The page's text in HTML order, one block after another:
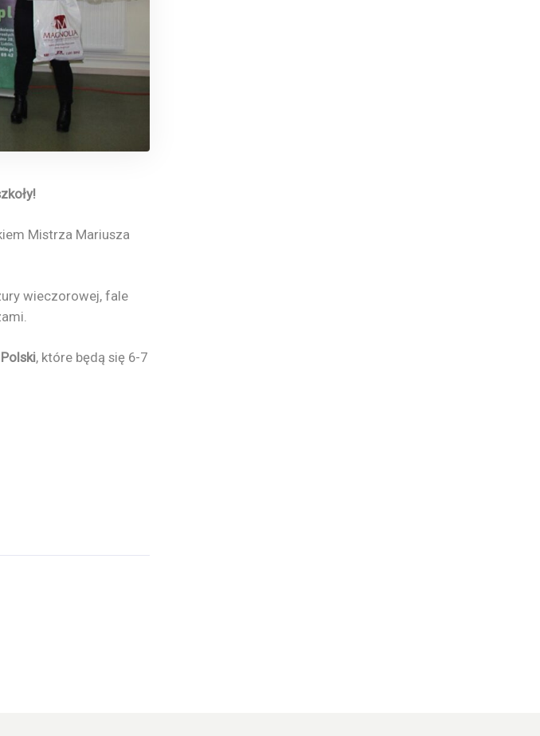
Mistrza Mariusza
wieczorowej, fale
, które będą się 6-7